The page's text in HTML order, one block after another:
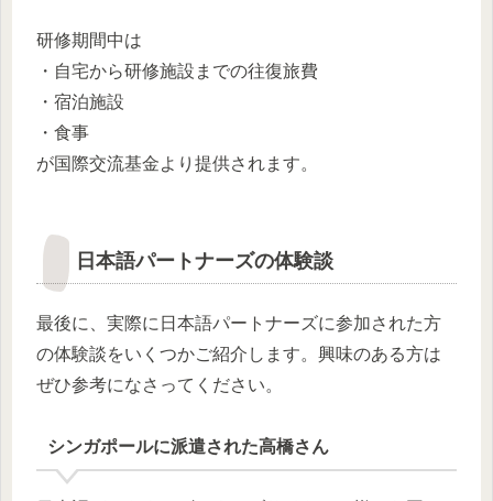
研修期間中は
・自宅から研修施設までの往復旅費
・宿泊施設
・食事
が国際交流基金より提供されます。
日本語パートナーズの体験談
最後に、実際に日本語パートナーズに参加された方
の体験談をいくつかご紹介します。興味のある方は
ぜひ参考になさってください。
シンガポールに派遣された高橋さん